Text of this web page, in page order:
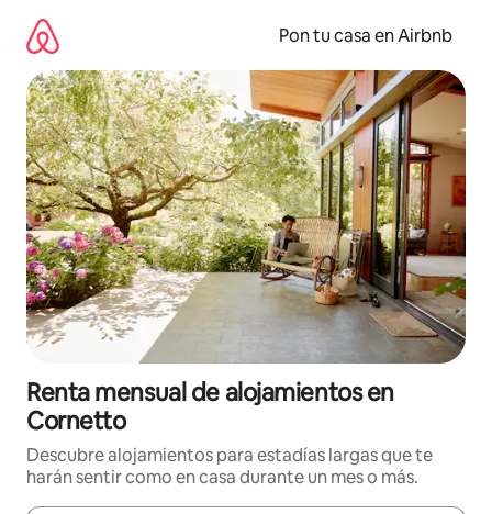
contenido
Pon tu casa en Airbnb
Renta mensual de alojamientos en
Cornetto
Descubre alojamientos para estadías largas que te
harán sentir como en casa durante un mes o más.